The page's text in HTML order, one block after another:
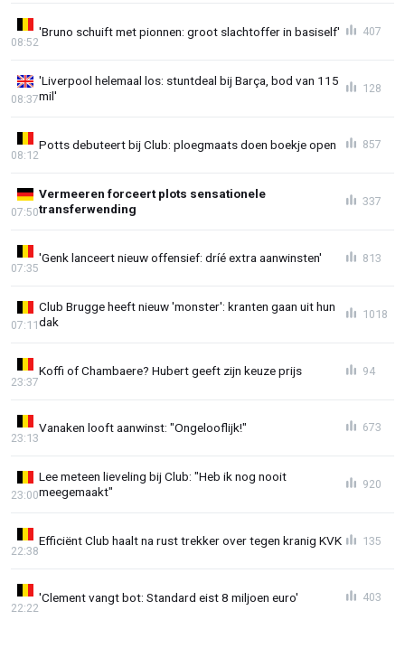
'Bruno schuift met pionnen: groot slachtoffer in basiself'
08:52
407
'Liverpool helemaal los: stuntdeal bij Barça, bod van 115
mil'
08:37
128
Potts debuteert bij Club: ploegmaats doen boekje open
08:12
857
Vermeeren forceert plots sensationele
transferwending
07:50
337
'Genk lanceert nieuw offensief: dríé extra aanwinsten'
07:35
813
Club Brugge heeft nieuw 'monster': kranten gaan uit hun
dak
07:11
1018
Koffi of Chambaere? Hubert geeft zijn keuze prijs
23:37
94
Vanaken looft aanwinst: "Ongelooflijk!"
23:13
673
Lee meteen lieveling bij Club: "Heb ik nog nooit
meegemaakt"
23:00
920
Efficiënt Club haalt na rust trekker over tegen kranig KVK
22:38
135
'Clement vangt bot: Standard eist 8 miljoen euro'
22:22
403